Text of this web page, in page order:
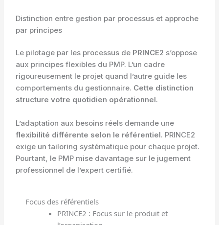
Distinction entre gestion par processus et approche
par principes
Le pilotage par les processus de PRINCE2 s’oppose
aux principes flexibles du PMP. L’un cadre
rigoureusement le projet quand l’autre guide les
comportements du gestionnaire. Cette distinction
structure votre quotidien opérationnel.
L’adaptation aux besoins réels demande une
flexibilité différente selon le référentiel. PRINCE2
exige un tailoring systématique pour chaque projet.
Pourtant, le PMP mise davantage sur le jugement
professionnel de l’expert certifié.
Focus des référentiels
PRINCE2 : Focus sur le produit et